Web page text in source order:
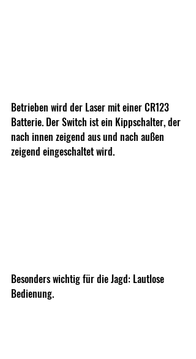
Betrieben wird der Laser mit einer CR123
Batterie. Der Switch ist ein Kippschalter, der
nach innen zeigend aus und nach außen
zeigend eingeschaltet wird.
Besonders wichtig für die Jagd: Lautlose
Bedienung.